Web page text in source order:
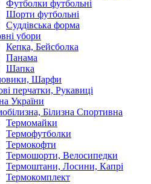
Футболки футбольні
Шорти футбольні
Суддівська форма
убори
Кепка, Бейсболка
Панама
Шапка
Шарфи
перчатки, Рукавиці
України
Білизна Спортивна
Термомайки
Термофутболки
Термокофти
Термошорти, Велосипедки
Термоштани, Лосини, Капрі
Термокомплект